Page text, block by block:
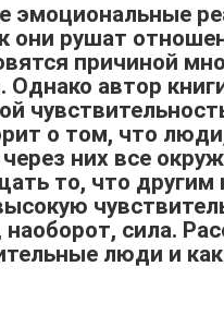
эмоциональные
они рушат
причиной
Однако автор
о том, что
них все
то, что другим
наоборот, сила.
люди и